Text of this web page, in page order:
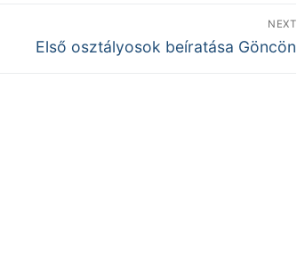
NEXT
Next
Első osztályosok beíratása Göncön